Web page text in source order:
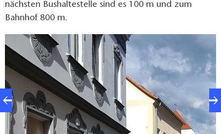
nächsten Bushaltestelle sind es 100 m und zum
Bahnhof 800 m.